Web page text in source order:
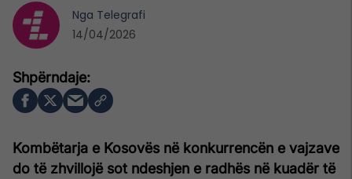
Kombëtarja e Kosovës në konkurrencën e vajzave
do të zhvillojë sot ndeshjen e radhës në kuadër të
Nga Telegrafi
14/04/2026